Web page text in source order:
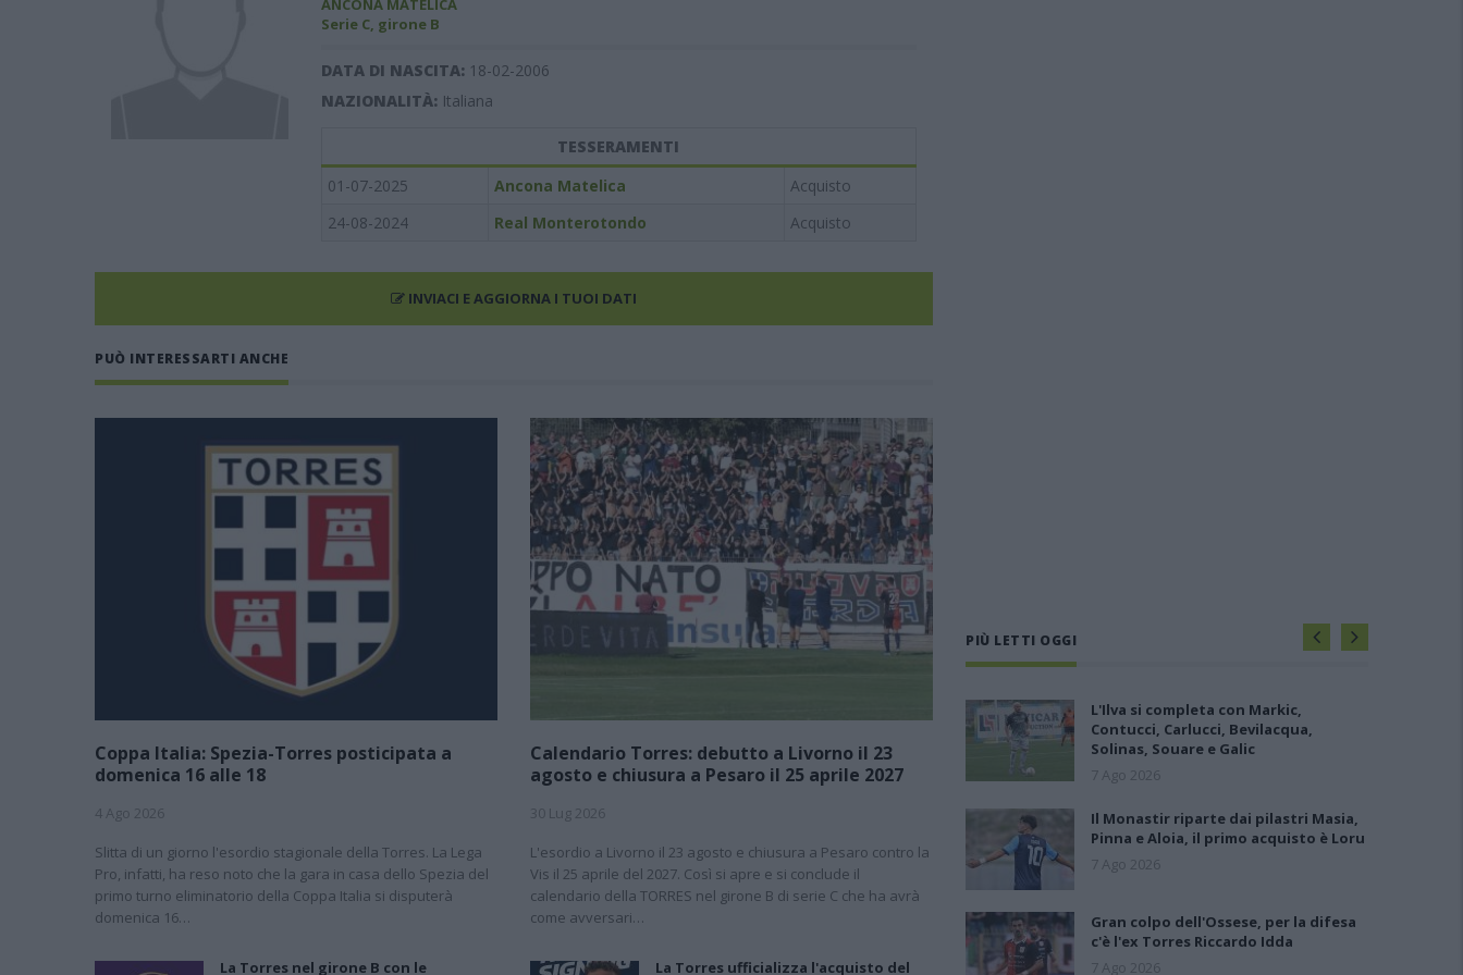
ANCONA MATELICA
Serie C, girone B
DATA DI NASCITA: 18-02-2006
NAZIONALITÀ: Italiana
TESSERAMENTI
01-07-2025
Ancona Matelica
Acquisto
24-08-2024
Real Monterotondo Acquisto
INVIACI E AGGIORNA I TUOI DATI
PUÒ INTERESSARTI ANCHE
Coppa Italia: Spezia-Torres posticipata a
domenica 16 alle 18
4 Ago 2026
Slitta di un giorno l'esordio stagionale della Torres. La Lega
Pro, infatti, ha reso noto che la gara in casa dello Spezia del
primo turno eliminatorio della Coppa Italia si disputerà
domenica 16…
Calendario Torres: debutto a Livorno il 23
agosto e chiusura a Pesaro il 25 aprile 2027
30 Lug 2026
L'esordio a Livorno il 23 agosto e chiusura a Pesaro contro la
Vis il 25 aprile del 2027. Così si apre e si conclude il
calendario della TORRES nel girone B di serie C che ha avrà
come avversari…
La Torres nel girone B con le
La Torres ufficializza l'acquisto del
PIÙ LETTI OGGI
L'Ilva si completa con Markic,
Contucci, Carlucci, Bevilacqua,
Solinas, Souare e Galic
7 Ago 2026
Il Monastir riparte dai pilastri Masia,
Pinna e Aloia, il primo acquisto è Loru
7 Ago 2026
Gran colpo dell'Ossese, per la difesa
c'è l'ex Torres Riccardo Idda
7 Ago 2026